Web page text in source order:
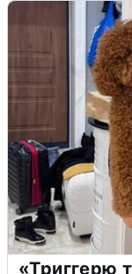
«Триггерю